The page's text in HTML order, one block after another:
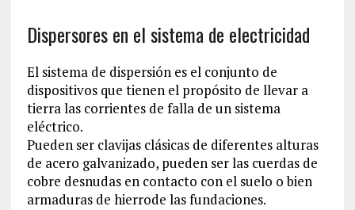
Dispersores en el sistema de electricidad
El sistema de dispersión es el conjunto de
dispositivos que tienen el propósito de llevar a
tierra las corrientes de falla de un sistema
eléctrico.
Pueden ser clavijas clásicas de diferentes alturas
de acero galvanizado, pueden ser las cuerdas de
cobre desnudas en contacto con el suelo o bien
armaduras de hierrode las fundaciones.